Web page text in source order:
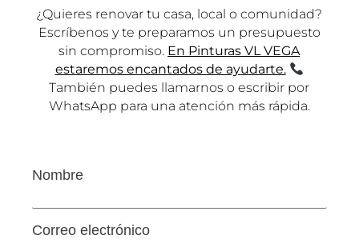
¿Quieres renovar tu casa, local o comunidad?
Escríbenos y te preparamos un presupuesto
sin compromiso. En Pinturas VL VEGA
estaremos encantados de ayudarte.
También puedes llamarnos o escribir por
WhatsApp para una atención más rápida.
Nombre
Correo electrónico